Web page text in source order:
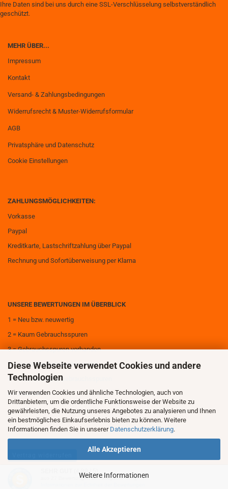
Diese Webseite verwendet Cookies und andere
Technologien
Wir verwenden Cookies und ähnliche Technologien, auch von
Drittanbietern, um die ordentliche Funktionsweise der Website zu
gewährleisten, die Nutzung unseres Angebotes zu analysieren und Ihnen
ein bestmögliches Einkaufserlebnis bieten zu können. Weitere
Informationen finden Sie in unserer Datenschutzerklärung.
Alle Akzeptieren
Weitere Informationen
Ihre Daten sind bei uns durch eine SSL-Verschlüsselung selbstverständlich
geschützt.
MEHR ÜBER...
Impressum
Kontakt
Versand- & Zahlungsbedingungen
Widerrufsrecht & Muster-Widerrufsformular
AGB
Privatsphäre und Datenschutz
Cookie Einstellungen
ZAHLUNGSMÖGLICHKEITEN:
Vorkasse
Paypal
Kreditkarte, Lastschriftzahlung über Paypal
Rechnung und Sofortüberweisung per Klarna
UNSERE BEWERTUNGEN IM ÜBERBLICK
1 = Neu bzw. neuwertig
2 = Kaum Gebrauchsspuren
3 = Gebrauchsspuren vorhanden
4 = Deutliche Gebrauchsspuren
5 = Sehr deutliche Gebrauchsspuren
6 = Zerstört
(4.89 / 5)
Bewertungen bei: shopvote.de ⓘ